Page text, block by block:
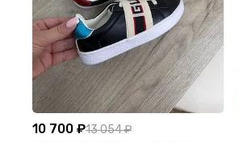
10 700 ₽13 054 ₽